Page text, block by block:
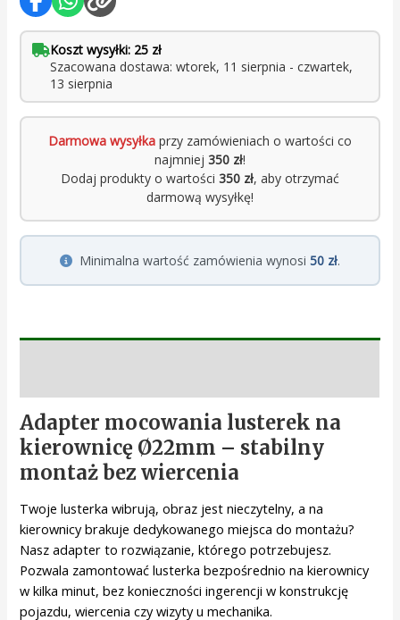
Koszt wysyłki: 25 zł
Szacowana dostawa: wtorek, 11 sierpnia - czwartek,
13 sierpnia
Darmowa wysyłka przy zamówieniach o wartości co
najmniej 350 zł!
Dodaj produkty o wartości 350 zł, aby otrzymać
darmową wysyłkę!
Minimalna wartość zamówienia wynosi 50 zł.
Adapter mocowania lusterek na
kierownicę Ø22mm – stabilny
montaż bez wiercenia
Twoje lusterka wibrują, obraz jest nieczytelny, a na
kierownicy brakuje dedykowanego miejsca do montażu?
Nasz adapter to rozwiązanie, którego potrzebujesz.
Pozwala zamontować lusterka bezpośrednio na kierownicy
w kilka minut, bez konieczności ingerencji w konstrukcję
pojazdu, wiercenia czy wizyty u mechanika.